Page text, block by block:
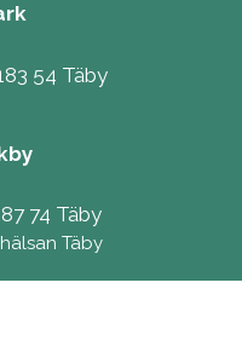
54 Täby
74 Täby
Täby